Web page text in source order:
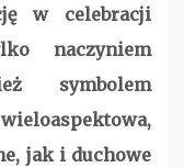
w celebracji
naczyniem
symbolem
jak i duchowe